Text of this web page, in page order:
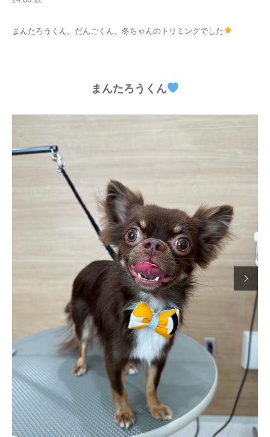
まんたろうくん、だんごくん、冬ちゃんのトリミングでした
まんたろうくん
